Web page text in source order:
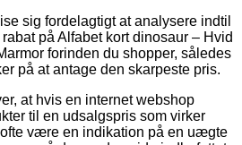
sig fordelagtigt at analysere indtil
på Alfabet kort dinosaur – Hvid
forinden du shopper, således
på at antage den skarpeste pris.
at hvis en internet webshop
til en udsalgspris som virker
være en indikation på en uægte